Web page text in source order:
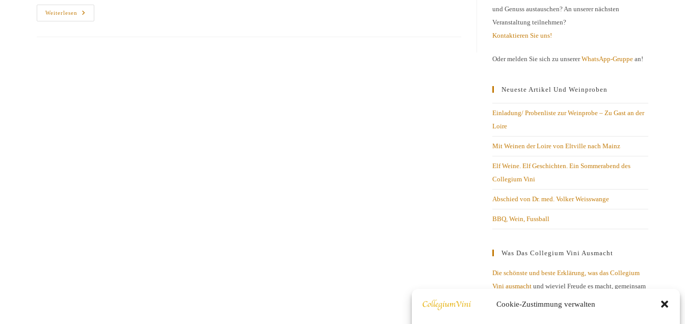
Cookie-Zustimmung verwalten
Weiterlesen
Einladung
Zur
und Genuss austauschen? An unserer nächsten
Veranstaltung teilnehmen?
Kontaktieren Sie uns!
Oder melden Sie sich zu unsererWhatsApp-Gruppe an!
Neueste Artikel Und Weinproben
Einladung/ Probenliste zur Weinprobe – Zu Gast an der
Loire
Mit Weinen der Loire von Eltville nach Mainz
Elf Weine. Elf Geschichten. Ein Sommerabend des
Collegium Vini
Abschied von Dr. med. Volker Weisswange
BBQ, Wein, Fussball
Was Das Collegium Vini Ausmacht
Die schönste und beste Erklärung, was das Collegium
Vini ausmacht und wieviel Freude es macht, gemeinsam